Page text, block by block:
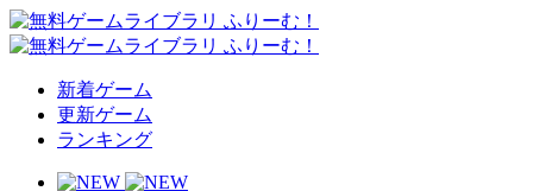
新着ゲーム
更新ゲーム
ランキング